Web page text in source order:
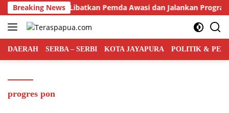
Langsung
ke
konten
Breaking News
Pusat Bakal Libatkan Pemda Awasi dan Jalankan Program
DAERAH SERBA – SERBI KOTA JAYAPURA POLITIK &
progres pon